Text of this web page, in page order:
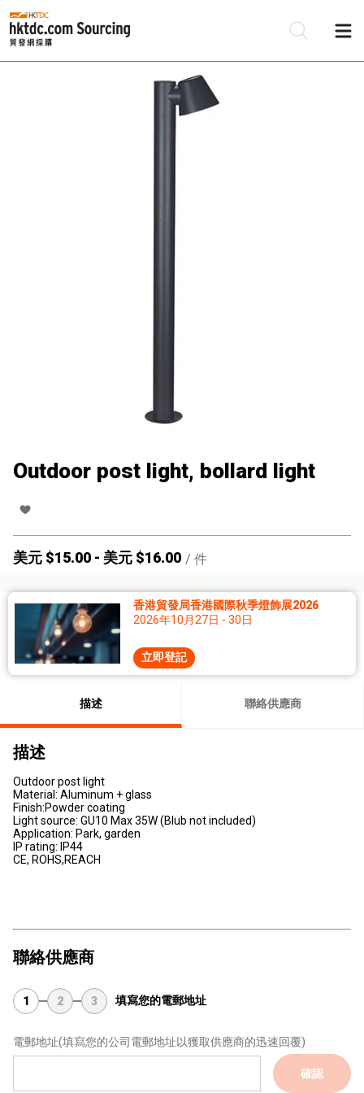
Outdoor post light, bollard light
美元 $15.00 - 美元 $16.00 / 件
香港貿發局香港國際秋季燈飾展2026
2026年10月27日 - 30日
立即登記
描述 聯絡供應商
描述
Outdoor post light
Material: Aluminum + glass
Finish:Powder coating
Light source: GU10 Max 35W (Blub not included)
Application: Park, garden
IP rating: IP44
CE, ROHS,REACH
聯絡供應商
1 2 3 填寫您的電郵地址
電郵地址(填寫您的公司電郵地址以獲取供應商的迅速回覆)
確認